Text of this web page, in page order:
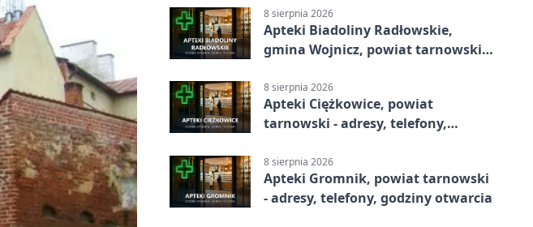
8 sierpnia 2026
Apteki Biadoliny Radłowskie,
gmina Wojnicz, powiat tarnowski -
8 sierpnia 2026
Apteki Ciężkowice, powiat
tarnowski - adresy, telefony,
8 sierpnia 2026
Apteki Gromnik, powiat tarnowski
- adresy, telefony, godziny otwarcia